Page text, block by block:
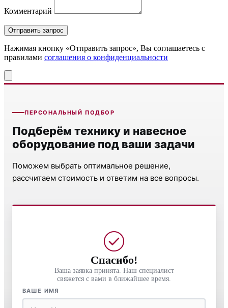
Комментарий
Нажимая кнопку «Отправить запрос», Вы соглашаетесь c
правилами соглашения о конфиденциальности
ПЕРСОНАЛЬНЫЙ ПОДБОР
Подберём технику и навесное
оборудование под ваши задачи
Поможем выбрать оптимальное решение,
рассчитаем стоимость и ответим на все вопросы.
Спасибо!
Ваша заявка принята. Наш специалист
свяжется с вами в ближайшее время.
ВАШЕ ИМЯ